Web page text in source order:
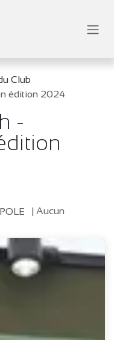
Club
édition 2024
-
| Aucun